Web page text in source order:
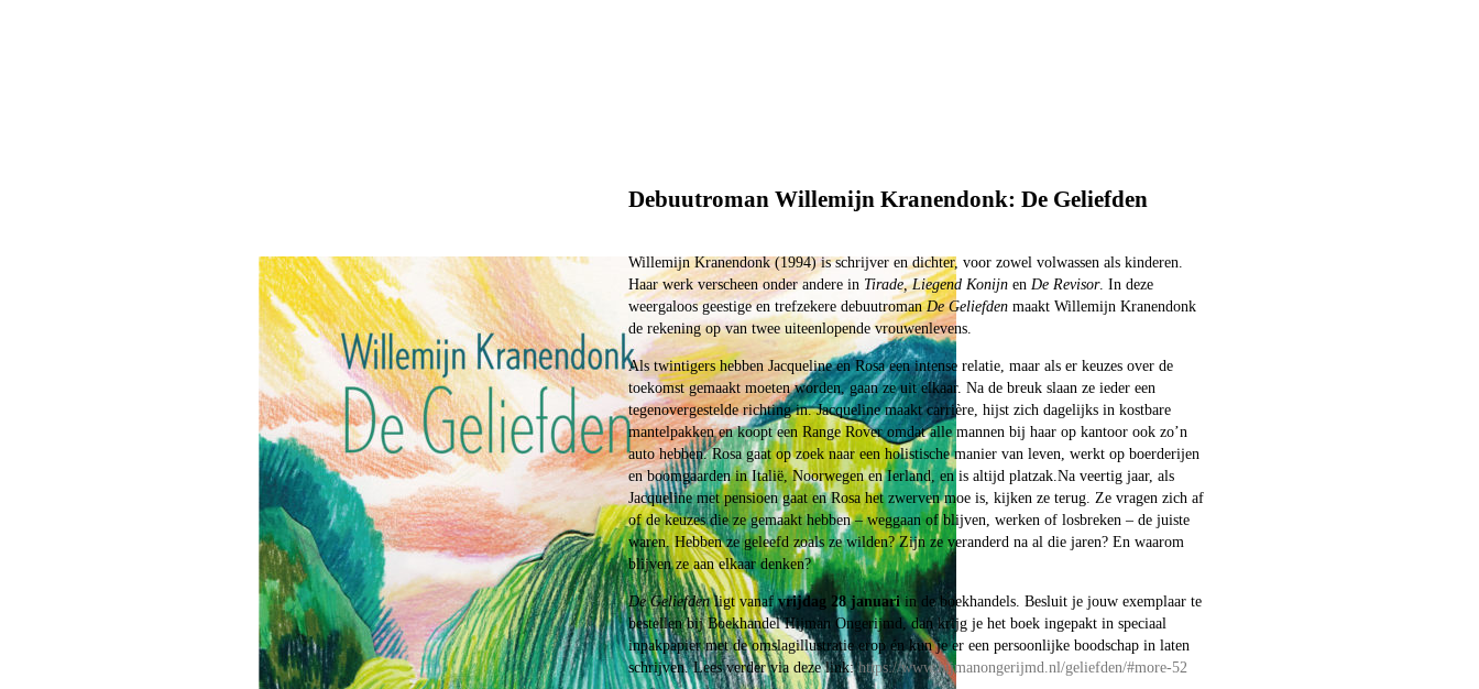
Debuutroman Willemijn Kranendonk: De Geliefden
Willemijn Kranendonk (1994) is schrijver en dichter, voor zowel volwassen als kinderen.
Haar werk verscheen onder andere in Tirade, Liegend Konijn en De Revisor. In deze
weergaloos geestige en trefzekere debuutromanDe Geliefden maakt Willemijn Kranendonk
de rekening op van twee uiteenlopende vrouwenlevens.
Als twintigers hebben Jacqueline en Rosa een intense relatie, maar als er keuzes over de
toekomst gemaakt moeten worden, gaan ze uit elkaar. Na de breuk slaan ze ieder een
tegenovergestelde richting in. Jacqueline maakt carrière, hijst zich dagelijks in kostbare
mantelpakken en koopt een Range Rover omdat alle mannen bij haar op kantoor ook zo’n
auto hebben. Rosa gaat op zoek naar een holistische manier van leven, werkt op boerderijen
en boomgaarden in Italië, Noorwegen en Ierland, en is altijd platzak.Na veertig jaar, als
Jacqueline met pensioen gaat en Rosa het zwerven moe is, kijken ze terug. Ze vragen zich af
of de keuzes die ze gemaakt hebben – weggaan of blijven, werken of losbreken – de juiste
waren. Hebben ze geleefd zoals ze wilden? Zijn ze veranderd na al die jaren? En waarom
blijven ze aan elkaar denken?
De Geliefdenligt vanafvrijdag 28 januariin de boekhandels. Besluit je jouw exemplaar te
bestellen bij Boekhandel Hijman Ongerijmd, dan krijg je het boek ingepakt in speciaal
inpakpapier met de omslagillustratie erop én kun je er een persoonlijke boodschap in laten
schrijven. Lees verder via deze link:https://www.hijmanongerijmd.nl/geliefden/#more-52